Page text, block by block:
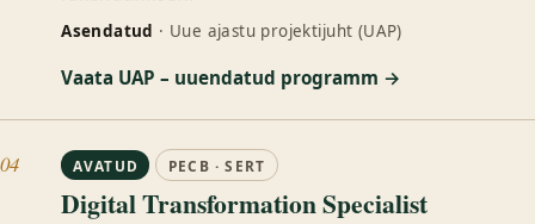
Asendatud · Uue ajastu projektijuht (UAP)
Vaata UAP – uuendatud programm →
04 AVATUD PECB · SERT
Digital Transformation Specialist